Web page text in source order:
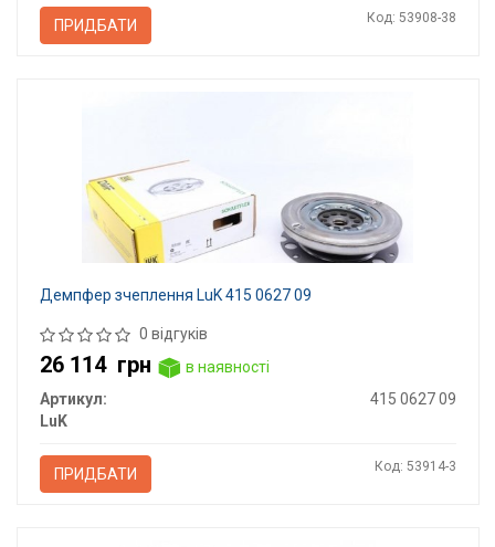
ПРИДБАТИ Код: 53908-38
Демпфер зчеплення LuK 415 0627 09
0 відгуків
26 114 грн
в наявності
Артикул:
415 0627 09
LuK
ПРИДБАТИ Код: 53914-3